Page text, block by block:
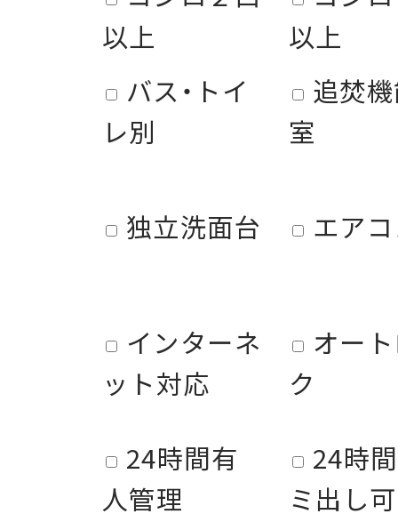
以上
以上
バス・トイ
レ別
追焚
室
独立洗面台 エア
インターネ
ット対応
オー
ク
24時間有
人管理
24時
ミ出し可